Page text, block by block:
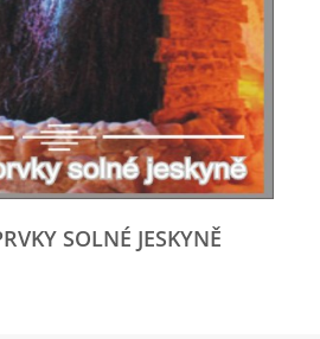
SOLNÉ JESKYNĚ